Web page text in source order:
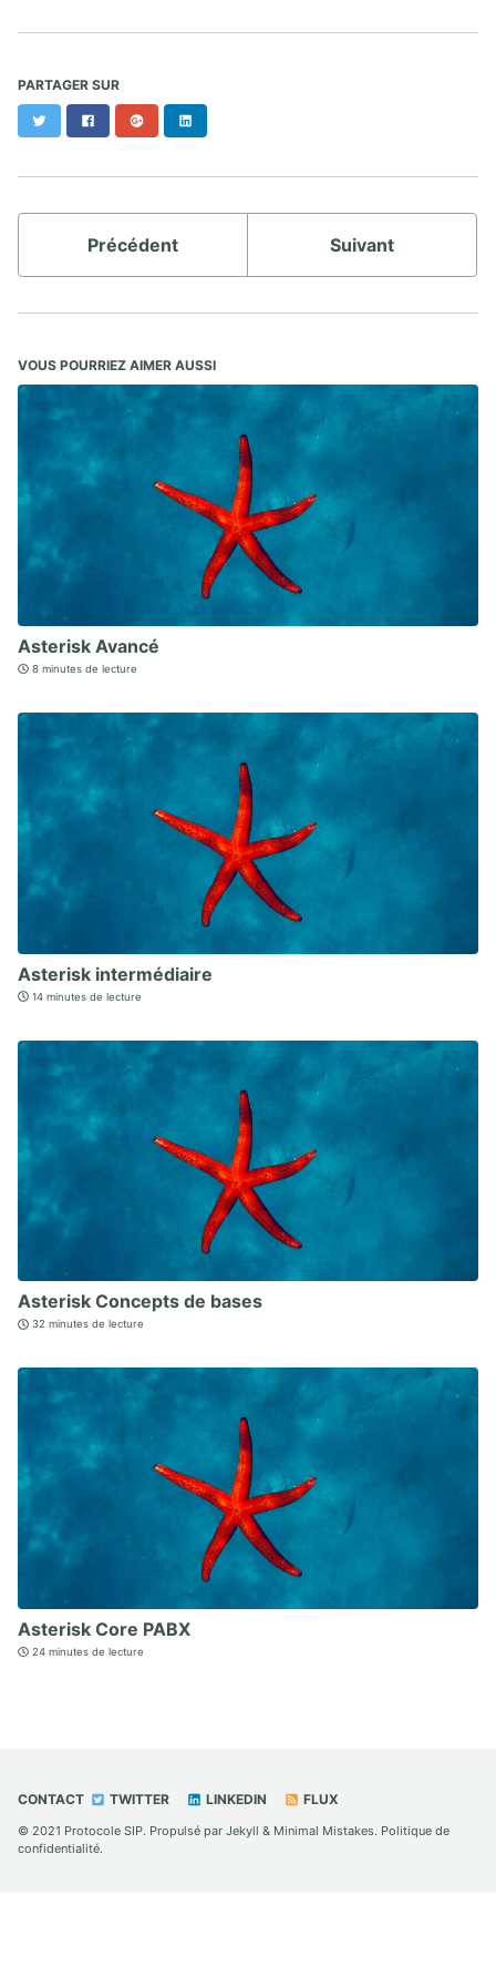
PARTAGER SUR
Twitter FacebookGoogle+
Précédent Suivant
VOUS POURRIEZ AIMER AUSSI
Asterisk Avancé
8 minutes de lecture
Asterisk intermédiaire
14 minutes de lecture
Asterisk Concepts de bases
32 minutes de lecture
Asterisk Core PABX
24 minutes de lecture
CONTACT TWITTER LINKEDIN FLUX
© 2021 Protocole SIP. Propulsé par Jekyll & Minimal Mistakes. Politique de
confidentialité.